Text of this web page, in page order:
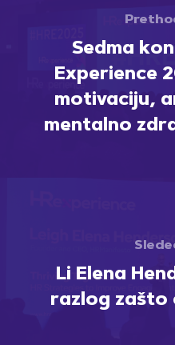
Sedma
Experience
motivaciju,
mentalno
Li Elena
razlog zašto